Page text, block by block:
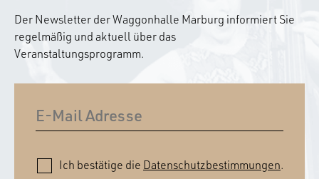
Der Newsletter der Waggonhalle Marburg informiert Sie
regelmäßig und aktuell über das
Veranstaltungsprogramm.
Ich bestätige die Datenschutzbestimmungen.